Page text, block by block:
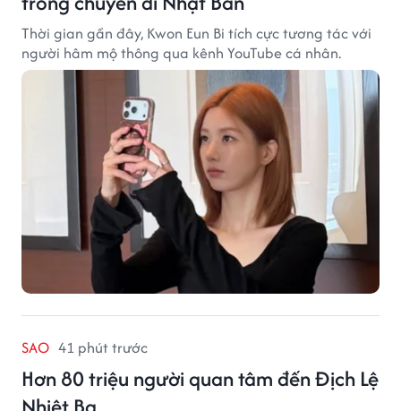
Thời gian gần đây, Kwon Eun Bi tích cực tương tác với
người hâm mộ thông qua kênh YouTube cá nhân.
SAO 41 phút trước
Hơn 80 triệu người quan tâm đến Địch Lệ